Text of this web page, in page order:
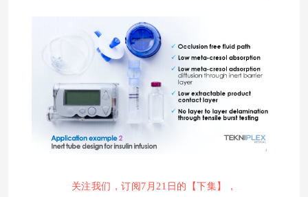
关注我们，订阅7月21日的【下集】，